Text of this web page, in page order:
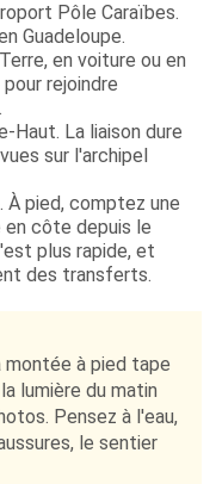
Pôle Caraïbes.
Guadeloupe.
en voiture ou en
rejoindre
Haut. La liaison dure
sur l'archipel
pied, comptez une
en côte depuis le
plus rapide, et
des transferts.
montée à pied tape
lumière du matin
Pensez à l'eau,
le sentier